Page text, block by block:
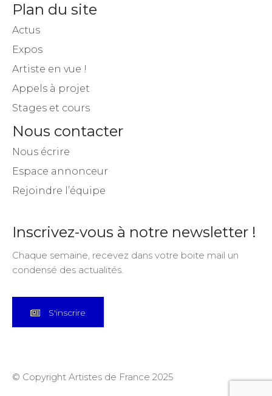
Plan du site
Actus
Expos
Artiste en vue !
Appels à projet
Stages et cours
Nous contacter
Nous écrire
Espace annonceur
Rejoindre l’équipe
Inscrivez-vous à notre newsletter !
Chaque semaine, recevez dans votre boite mail un
condensé des actualités.
S'inscrire
© Copyright Artistes de France 2025